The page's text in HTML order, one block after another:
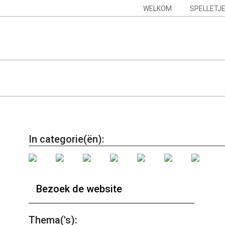
to
Menu
WELKOM
In categorie(ën):
Bezoek de website
Thema('s):